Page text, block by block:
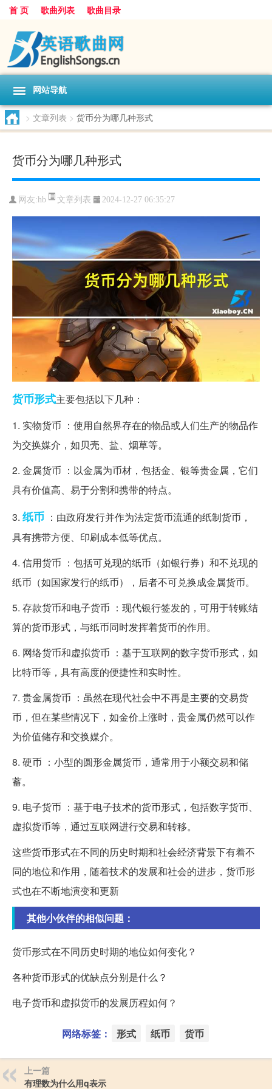
首 页 歌曲列表 歌曲目录
网站导航
> 文章列表 > 货币分为哪几种形式
货币分为哪几种形式
网友:hb 文章列表 2024-12-27 06:35:27
货币形式主要包括以下几种：
1. 实物货币 ：使用自然界存在的物品或人们生产的物品作
为交换媒介，如贝壳、盐、烟草等。
2. 金属货币 ：以金属为币材，包括金、银等贵金属，它们
具有价值高、易于分割和携带的特点。
3. 纸币 ：由政府发行并作为法定货币流通的纸制货币，
具有携带方便、印刷成本低等优点。
4. 信用货币 ：包括可兑现的纸币（如银行券）和不兑现的
纸币（如国家发行的纸币），后者不可兑换成金属货币。
5. 存款货币和电子货币 ：现代银行签发的，可用于转账结
算的货币形式，与纸币同时发挥着货币的作用。
6. 网络货币和虚拟货币 ：基于互联网的数字货币形式，如
比特币等，具有高度的便捷性和实时性。
7. 贵金属货币 ：虽然在现代社会中不再是主要的交易货
币，但在某些情况下，如金价上涨时，贵金属仍然可以作
为价值储存和交换媒介。
8. 硬币 ：小型的圆形金属货币，通常用于小额交易和储
蓄。
9. 电子货币 ：基于电子技术的货币形式，包括数字货币、
虚拟货币等，通过互联网进行交易和转移。
这些货币形式在不同的历史时期和社会经济背景下有着不
同的地位和作用，随着技术的发展和社会的进步，货币形
式也在不断地演变和更新
其他小伙伴的相似问题：
货币形式在不同历史时期的地位如何变化？
各种货币形式的优缺点分别是什么？
电子货币和虚拟货币的发展历程如何？
网络标签： 形式 纸币 货币
上一篇
有理数为什么用q表示